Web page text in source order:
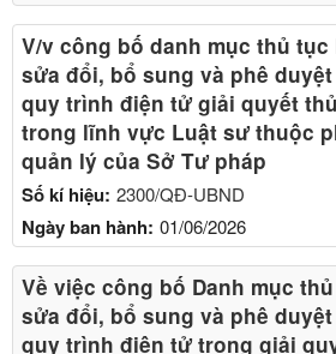
Số kí hiệu: 2300/QĐ-UBND
Ngày ban hành: 01/06/2026
V/v công bố danh mục thủ
sửa đổi, bổ sung và phê
quy trình điện tử giải quyết
trong lĩnh vực Luật sư thuộc
quản lý của Sở Tư pháp
Về việc công bố Danh mục
sửa đổi, bổ sung và phê
quy trình điện tử trong giải